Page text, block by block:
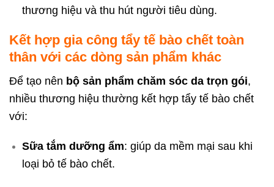
thương hiệu và thu hút người tiêu dùng.
Kết hợp gia công tẩy tế bào chết toàn
thân với các dòng sản phẩm khác
Để tạo nên bộ sản phẩm chăm sóc da trọn gói,
nhiều thương hiệu thường kết hợp tẩy tế bào chết
với:
Sữa tắm dưỡng ẩm: giúp da mềm mại sau khi
loại bỏ tế bào chết.